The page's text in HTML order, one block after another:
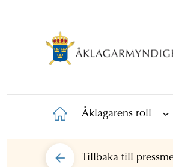
Åklagarens roll
Tillbaka till